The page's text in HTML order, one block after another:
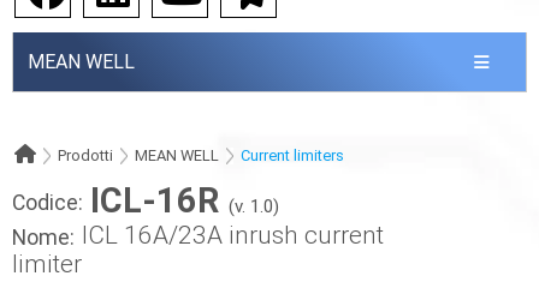
MEAN WELL
Prodotti MEAN WELL Current limiters
Codice: ICL-16R (v. 1.0)
Nome: ICL 16A/23A inrush current
limiter